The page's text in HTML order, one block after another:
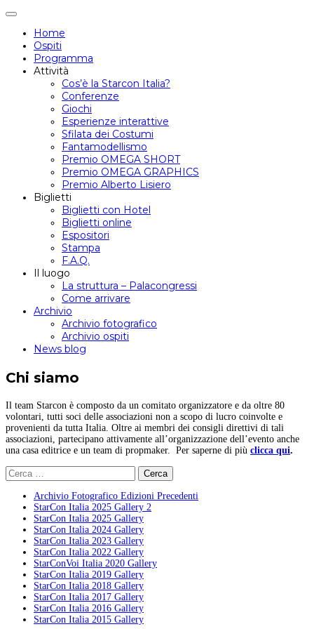
Attiva/disattiva
navigazione
Home
Ospiti
Programma
Attività
Cos’è la Starcon Italia?
Conferenze
Giochi
Esperienze interattive
Sfilata dei Costumi
Fantamodellismo
Premio OMEGA SHORT
Premio OMEGA GRAPHICS
Premio Alberto Lisiero
Biglietti
Biglietti con Hotel
Biglietti online
Espositori
Stampa
F.A.Q.
Il luogo
La struttura – Palacongressi
Come arrivare
Archivio
Archivio fotografico
Archivio ospiti
News blog
Chi siamo
Il team Starcon è composto da un comitato organizzatore e da oltre 80
volontari, tutti soci delle associazioni non a scopo di lucro coinvolte e
provenienti da tutta Italia. Oltre ai membri dei consigli direttivi di tali
associazioni, partecipano attivamente all’organizzazione dell’evento anche
una casa editrice e un team di propmaker. Per saperne di più clicca qui.
Ricerca
per:
Archivio Fotografico Edizioni Precedenti
StarCon Italia 2025 Gallery 2
StarCon Italia 2025 Gallery
StarCon Italia 2024 Gallery
StarCon Italia 2023 Gallery
StarCon Italia 2022 Gallery
StarConVoi Italia 2020 Gallery
StarCon Italia 2019 Gallery
StarCon Italia 2018 Gallery
StarCon Italia 2017 Gallery
StarCon Italia 2016 Gallery
StarCon Italia 2015 Gallery